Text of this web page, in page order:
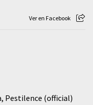
Ver en Facebook
Pestilence (official)